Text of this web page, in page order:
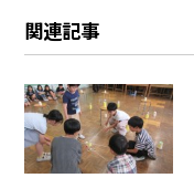
関連記事